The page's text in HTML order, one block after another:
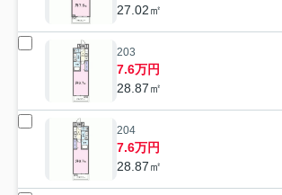
27.02㎡
203
7.6万円
28.87㎡
204
7.6万円
28.87㎡